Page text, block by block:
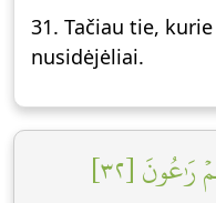
31. Tačiau tie,
nusidėjėliai.
[٣٢]